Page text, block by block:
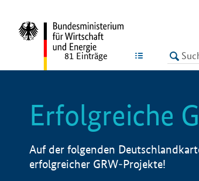
LISTE
81 Einträge
Erfolgreiche
Auf der folgenden
erfolgreicher GRW-Projekte!